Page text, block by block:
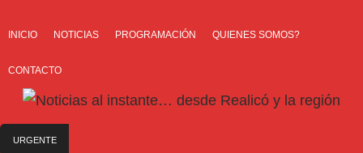
INICIO NOTICIAS PROGRAMACIÓN QUIENES SOMOS?
CONTACTO
URGENTE